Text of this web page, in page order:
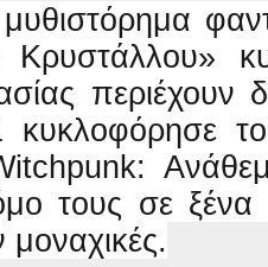
Κρυστάλλου»
το
:
τους σε ξένα